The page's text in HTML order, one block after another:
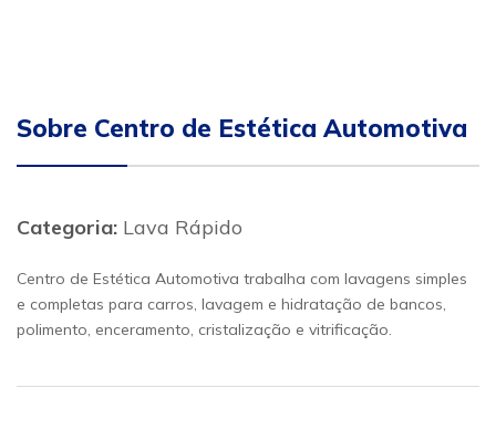
Sobre Centro de Estética Automotiva
Categoria: Lava Rápido
Centro de Estética Automotiva trabalha com lavagens simples
e completas para carros, lavagem e hidratação de bancos,
polimento, enceramento, cristalização e vitrificação.